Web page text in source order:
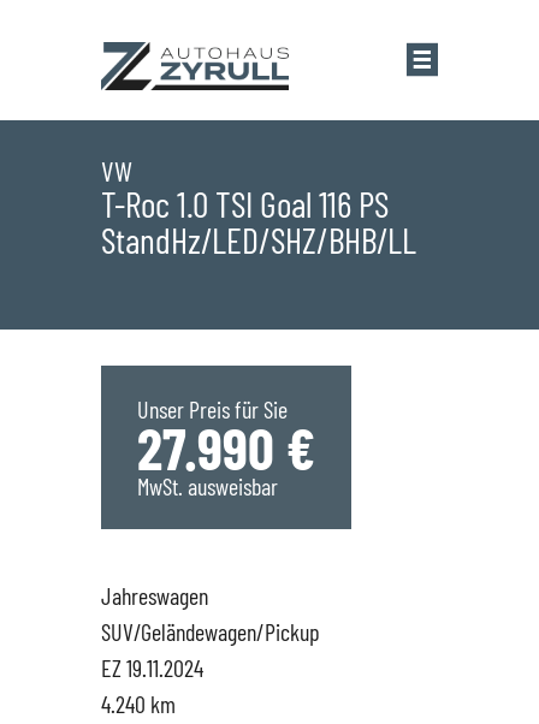
Startseite
Standorte
Saarwellingen
St. Wendel
Hüttigweiler
Marken
Übersicht
SEAT
CUPRA
Service
Gewerbekunden
Probefahrt
VW
T-Roc 1.0 TSI Goal 116 PS
StandHz/LED/SHZ/BHB/LL
Unser Preis für Sie
27.990 €
MwSt. ausweisbar
Jahreswagen
SUV/Geländewagen/Pickup
EZ 19.11.2024
4.240 km